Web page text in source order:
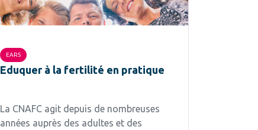
EARS
Eduquer à la fertilité en pratique
La CNAFC agit depuis de nombreuses
années auprès des adultes et des